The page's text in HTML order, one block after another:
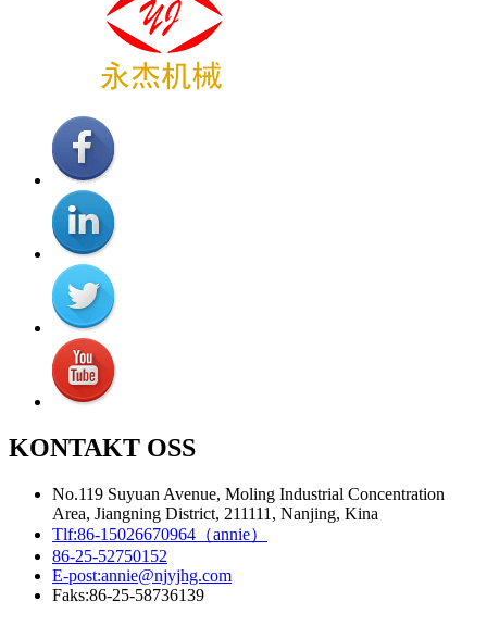
KONTAKT OSS
No.119 Suyuan Avenue, Moling Industrial Concentration
Area, Jiangning District, 211111, Nanjing, Kina
Tlf:86-15026670964（annie）
86-25-52750152
E-post:annie@njyjhg.com
Faks:86-25-58736139